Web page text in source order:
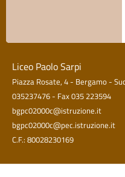
Liceo Paolo Sarpi
Piazza Rosate, 4 - Bergamo -
035237476 - Fax 035 223594
bgpc02000c@istruzione.it
bgpc02000c@pec.istruzione.it
C.F.: 80028230169